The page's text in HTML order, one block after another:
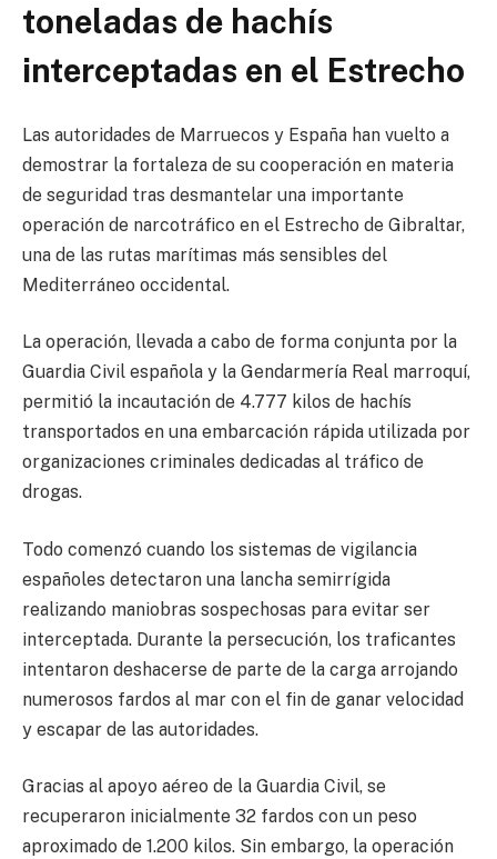
toneladas de hachís
interceptadas en el Estrecho
Las autoridades de Marruecos y España han vuelto a
demostrar la fortaleza de su cooperación en materia
de seguridad tras desmantelar una importante
operación de narcotráfico en el Estrecho de Gibraltar,
una de las rutas marítimas más sensibles del
Mediterráneo occidental.
La operación, llevada a cabo de forma conjunta por la
Guardia Civil española y la Gendarmería Real marroquí,
permitió la incautación de 4.777 kilos de hachís
transportados en una embarcación rápida utilizada por
organizaciones criminales dedicadas al tráfico de
drogas.
Todo comenzó cuando los sistemas de vigilancia
españoles detectaron una lancha semirrígida
realizando maniobras sospechosas para evitar ser
interceptada. Durante la persecución, los traficantes
intentaron deshacerse de parte de la carga arrojando
numerosos fardos al mar con el fin de ganar velocidad
y escapar de las autoridades.
Gracias al apoyo aéreo de la Guardia Civil, se
recuperaron inicialmente 32 fardos con un peso
aproximado de 1.200 kilos. Sin embargo, la operación